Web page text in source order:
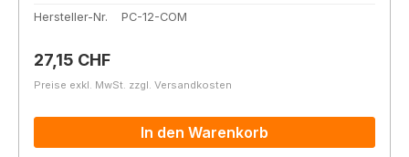
Hersteller-Nr.
PC-12-COM
Regulärer Preis:
27,15 CHF
Preise exkl. MwSt. zzgl. Versandkosten
In den Warenkorb